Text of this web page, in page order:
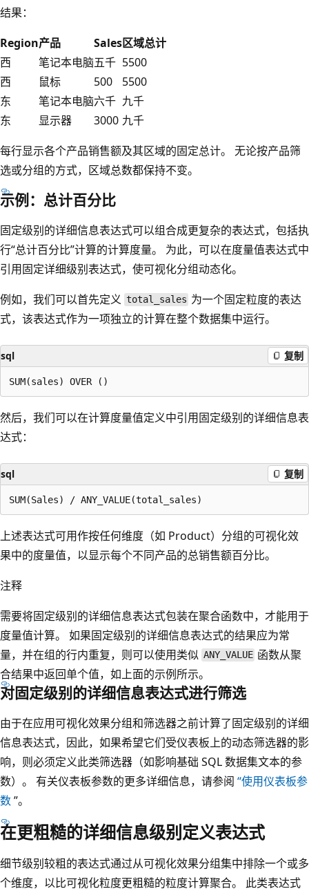
结果：
Region产品 Sales区域总计
西
笔记本电脑五千 5500
西
鼠标 500
5500
东
笔记本电脑六千 九千
东
显示器 3000 九千
每行显示各个产品销售额及其区域的固定总计。 无论按产品筛
选或分组的方式，区域总数都保持不变。
示例：总计百分比
固定级别的详细信息表达式可以组合成更复杂的表达式，包括执
行“总计百分比”计算的计算度量。 为此，可以在度量值表达式中
引用固定详细级别表达式，使可视化分组动态化。
例如，我们可以首先定义 total_sales 为一个固定粒度的表达
式，该表达式作为一项独立的计算在整个数据集中运行。
sql 复制
然后，我们可以在计算度量值定义中引用固定级别的详细信息表
达式：
sql 复制
上述表达式可用作按任何维度（如 Product）分组的可视化效
果中的度量值，以显示每个不同产品的总销售额百分比。
注释
需要将固定级别的详细信息表达式包装在聚合函数中，才能用于
度量值计算。 如果固定级别的详细信息表达式的结果应为常
量，并在组的行内重复，则可以使用类似 ANY_VALUE 函数从聚
合结果中返回单个值，如上面的示例所示。
对固定级别的详细信息表达式进行筛选
由于在应用可视化效果分组和筛选器之前计算了固定级别的详细
信息表达式，因此，如果希望它们受仪表板上的动态筛选器的影
响，则必须定义此类筛选器（如影响基础 SQL 数据集文本的参
数）。 有关仪表板参数的更多详细信息，请参阅 “使用仪表板参
数”。
在更粗糙的详细信息级别定义表达式
细节级别较粗的表达式通过从可视化效果分组集中排除一个或多
个维度，以比可视化粒度更粗糙的粒度计算聚合。 此类表达式